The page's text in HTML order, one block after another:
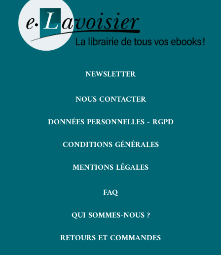
NEWSLETTER
NOUS CONTACTER
DONNÉES PERSONNELLES - RGPD
CONDITIONS GÉNÉRALES
MENTIONS LÉGALES
FAQ
QUI SOMMES-NOUS ?
RETOURS ET COMMANDES